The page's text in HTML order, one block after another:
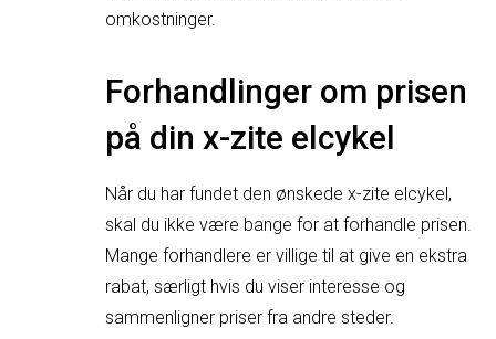
omkostninger.
Forhandlinger om prisen
på din x-zite elcykel
Når du har fundet den ønskede x-zite elcykel,
skal du ikke være bange for at forhandle prisen.
Mange forhandlere er villige til at give en ekstra
rabat, særligt hvis du viser interesse og
sammenligner priser fra andre steder.